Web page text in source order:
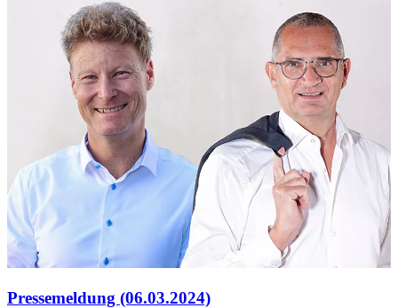
Pressemeldung (06.03.2024)